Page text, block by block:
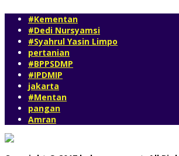
#Kementan
#Dedi Nursyamsi
#Syahrul Yasin Limpo
pertanian
#BPPSDMP
#IPDMIP
jakarta
#Mentan
pangan
Amran